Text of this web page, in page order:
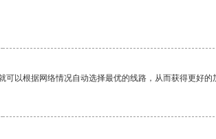
以根据网络情况自动选择最优的线路，从而获得更好的